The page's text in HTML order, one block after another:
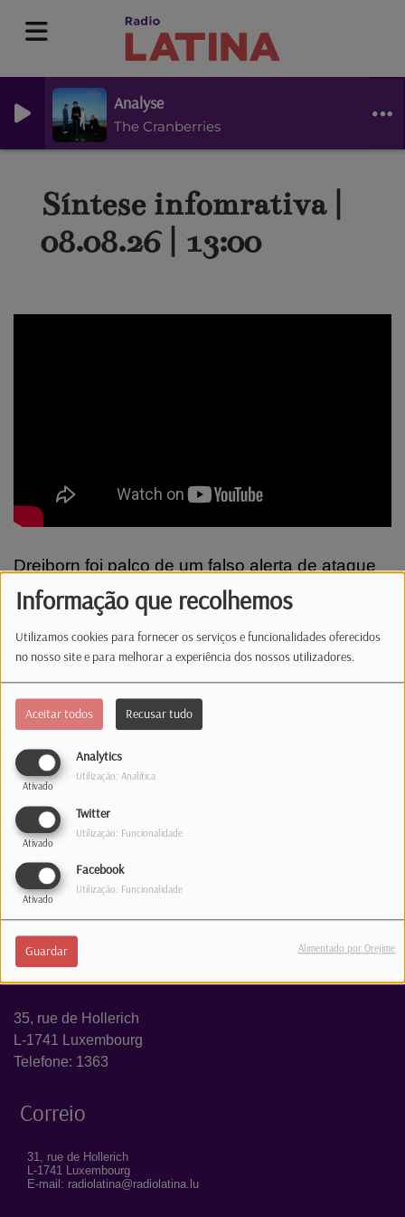
Informação que recolhemos
Utilizamos cookies para fornecer os serviços e funcionalidades oferecidos
no nosso site e para melhorar a experiência dos nossos utilizadores.
Aceitar todos Recusar tudo
Analytics
Ativado
Utilização: Analítica
Twitter
Ativado
Utilização: Funcionalidade
Facebook
Ativado
Utilização: Funcionalidade
Guardar Alimentado por Orejime
Analyse
The Cranberries
Síntese infomrativa |
08.08.26 | 13:00
Dreiborn foi palco de um falso alerta de ataque
armado. Xavier Bettel continua a ser o político
mais popular do país. E nesta edição falamos
também das férias coletivas na construção.
Comentários(0)
Estúdio
35, rue de Hollerich
L-1741 Luxembourg
Telefone: 1363
Correio
31, rue de Hollerich
L-1741 Luxembourg
E-mail: radiolatina@radiolatina.lu